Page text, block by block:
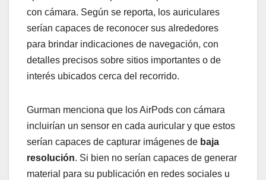
con cámara. Según se reporta, los auriculares
serían capaces de reconocer sus alrededores
para brindar indicaciones de navegación, con
detalles precisos sobre sitios importantes o de
interés ubicados cerca del recorrido.
Gurman menciona que los AirPods con cámara
incluirían un sensor en cada auricular y que estos
serían capaces de capturar imágenes de baja
resolución. Si bien no serían capaces de generar
material para su publicación en redes sociales u